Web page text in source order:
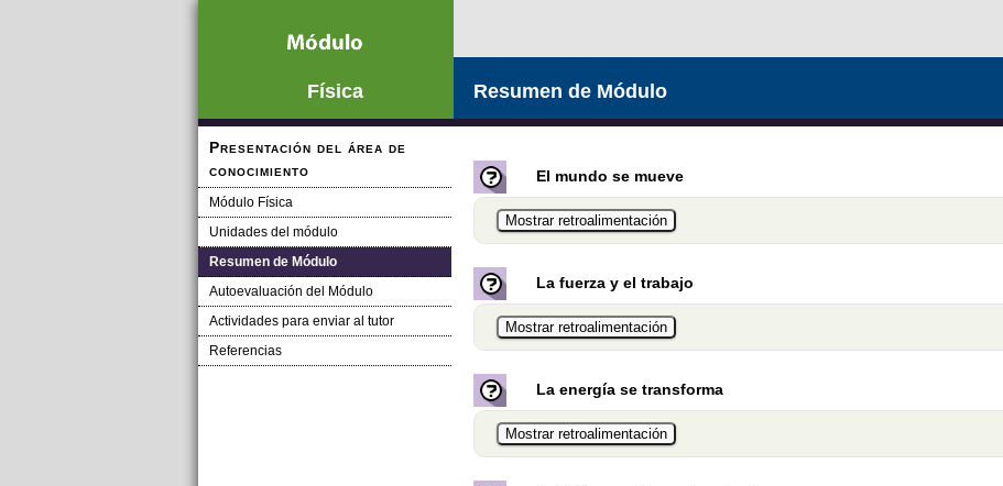
Física
Presentación del área de
conocimiento
Módulo Física
Unidades del módulo
Resumen de Módulo
Autoevaluación del Módulo
Actividades para enviar al tutor
Referencias
Resumen de Módulo
El mundo se mueve
La fuerza y el trabajo
La energía se transforma